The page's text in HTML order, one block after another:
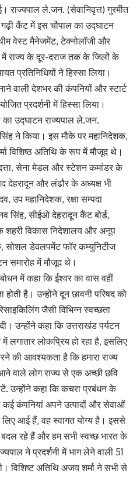
राज्यपाल ले.जन. (सेवानिवृत्त) गुरमीत
गढ़ी कैंट में इस चौपाल का उद्घाटन
वेस्ट मैनेजमेंट, टेक्नोलॉजी और
में राज्य के दूर-दराज तक के जिलों के
प्रतिनिधियों ने हिस्सा लिया।
वाली देशभर की कंपनियों और स्टार्ट
प्रदर्शनी में हिस्सा लिया।
उद्घाटन राज्यपाल ले.जन.
सिंह ने किया। इस मौके पर महानिदेशक,
विशिष्ठ अतिथि के रूप में मौजूद थे।
दत्ता, सेना मेडल और स्टेशन कमांडर के
देहरादून और लंढौर के अध्यक्ष भी
उप महानिदेशक, रक्षा सम्पदा
सिंह, सीईओ देहरादून कैंट बोर्ड,
शहरी विकास निदेशालय और अनूप
सोशल डेवलपमेंट फॉर कम्युनिटीज
समारोह में मौजूद थे।
में कहा कि ईश्वर का वास वहीं
होती है। उन्होंने दून छावनी परिषद को
जैसी विभिन्न स्वच्छता
उन्होंने कहा कि उत्तराखंड पर्यटन
लगातार लोकप्रिय हो रहा है, इसलिए
की आवश्यकता है कि हमारा राज्य
वाले लोग राज्य से एक अच्छी छवि
उन्होंने कहा कि कचरा प्रबंधन के
कई कंपनियां अपने उत्पादों और सेवाओं
आई हैं, वह स्वागत योग्य है। इससे
बदल रहे हैं और हम सभी स्वच्छ भारत के
ने प्रदर्शनी में भाग लेने वाली 51
विशिष्ट अतिथि अजय शर्मा ने सभी से